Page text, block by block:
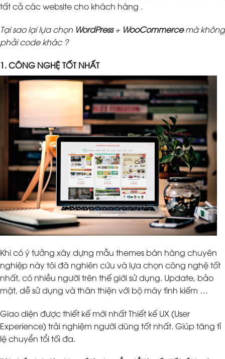
tất cả các website cho khách hàng .
Tại sao lại lựa chọn WordPress+ WooCommercemà không
phải code khác ?
1. CÔNG NGHỆ TỐT NHẤT
Khi có ý tưởng xây dựng mẫu themes bán hàng chuyên
nghiệp này tôi đã nghiên cứu và lựa chọn công nghệ tốt
nhất, có nhiều người trên thế giới sử dụng. Update, bảo
mật, dễ sử dụng và thân thiện với bộ máy tình kiếm …
Giao diện được thiết kế mới nhất Thiết kế UX (User
Experience) trải nghiệm người dùng tốt nhất. Giúp tăng tỉ
lệ chuyển tổi tối đa.